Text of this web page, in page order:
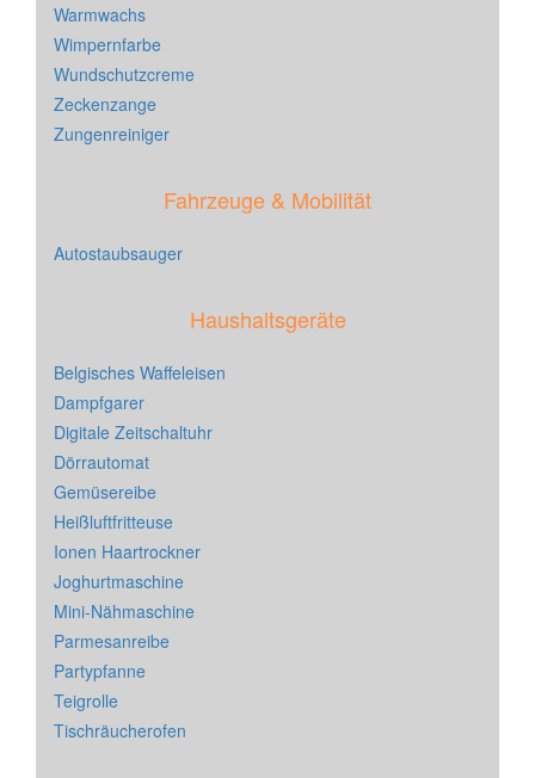
Warmwachs
Wimpernfarbe
Wundschutzcreme
Zeckenzange
Zungenreiniger
Fahrzeuge & Mobilität
Autostaubsauger
Haushaltsgeräte
Belgisches Waffeleisen
Dampfgarer
Digitale Zeitschaltuhr
Dörrautomat
Gemüsereibe
Heißluftfritteuse
Ionen Haartrockner
Joghurtmaschine
Mini-Nähmaschine
Parmesanreibe
Partypfanne
Teigrolle
Tischräucherofen